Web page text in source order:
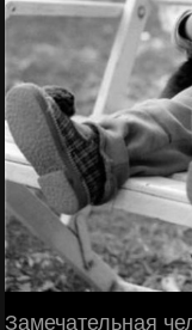
Замечательная